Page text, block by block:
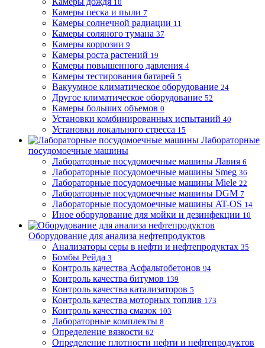
10
Камеры песка и пыли 7
Камеры солнечной радиации 11
Камеры соляного тумана 37
Камеры коррозии 9
Камеры роста растений 19
Камеры повышенного давления 4
Камеры тестирования батарей 5
Вакуумное климатическое оборудование 24
Другое климатическое оборудование 52
Камеры больших объемов 0
Установки комбинированных испытаний 40
Установки локального стресса 15
Лабораторные
посудомоечные машины
Лабораторные посудомоечные машины Лавия 6
Лабораторные посудомоечные машины Smeg 36
Лабораторные посудомоечные машины Miele 22
Лабораторные посудомоечные машины DGM 7
Лабораторные посудомоечные машины AT-OS 14
Иное оборудование для мойки и дезинфекции 10
Оборудование для анализа нефтепродуктов
Анализаторы серы в нефти и нефтепродуктах 35
Бомбы Рейда 3
Контроль качества Асфальтобетонов 94
Контроль качества битумов 139
Контроль качества катализаторов 5
Контроль качества моторных топлив 173
Контроль качества смазок 103
Лабораторные комплекты 8
Определение вязкости 62
Определение плотности нефти и нефтепродуктов